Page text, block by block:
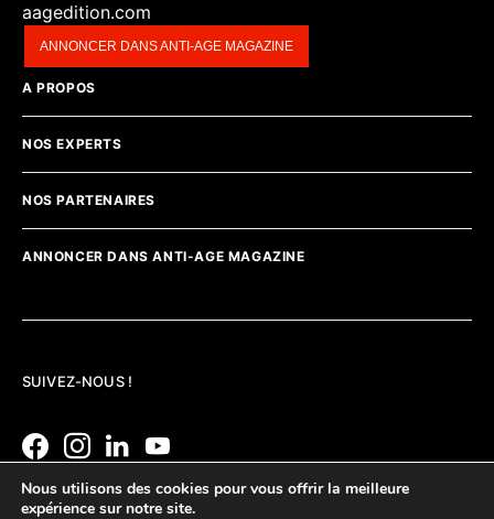
aagedition.com
ANNONCER DANS ANTI-AGE MAGAZINE
A PROPOS
NOS EXPERTS
NOS PARTENAIRES
ANNONCER DANS ANTI-AGE MAGAZINE
SUIVEZ-NOUS !
Nous utilisons des cookies pour vous offrir la meilleure
expérience sur notre site.